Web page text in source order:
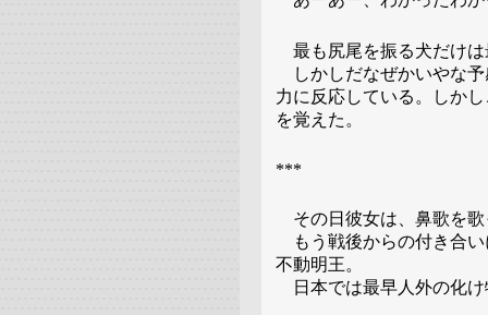
最も尻尾を振る犬だけは
しかしだなぜかいやな予
力に反応している。しか
を覚えた。
***
その日彼女は、鼻歌を歌
もう戦後からの付き合い
不動明王。
日本では最早人外の化け